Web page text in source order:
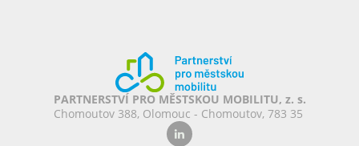
PARTNERSTVÍ PRO MĚSTSKOU MOBILITU, z. s.
Chomoutov 388, Olomouc - Chomoutov, 783 35